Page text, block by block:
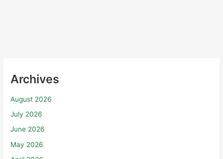
Archives
August 2026
July 2026
June 2026
May 2026